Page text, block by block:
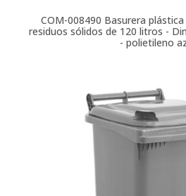
COM-008490 Basurera
residuos sólidos de 120 litros -
- polietileno